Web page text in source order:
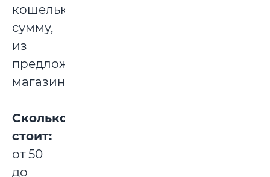
кошелька
сумму,
из
предложенных
магазином.
Сколько
стоит:
от 50
до